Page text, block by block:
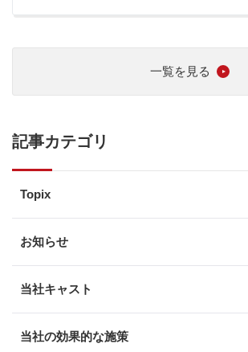
一覧を見る
記事カテゴリ
Topix
お知らせ
当社キャスト
当社の効果的な施策